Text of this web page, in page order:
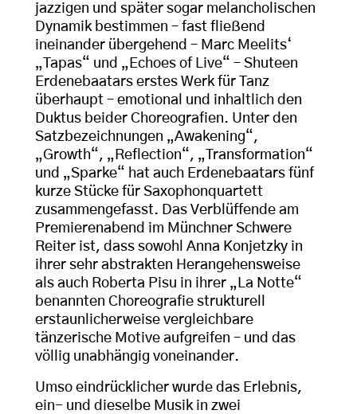
jazzigen und später sogar melancholischen
Dynamik bestimmen – fast fließend
ineinander übergehend – Marc Meelits‘
„Tapas“ und „Echoes of Live“ – Shuteen
Erdenebaatars erstes Werk für Tanz
überhaupt – emotional und inhaltlich den
Duktus beider Choreografien. Unter den
Satzbezeichnungen „Awakening“,
„Growth“, „Reflection“, „Transformation“
und „Sparke“ hat auch Erdenebaatars fünf
kurze Stücke für Saxophonquartett
zusammengefasst. Das Verblüffende am
Premierenabend im Münchner Schwere
Reiter ist, dass sowohl Anna Konjetzky in
ihrer sehr abstrakten Herangehensweise
als auch Roberta Pisu in ihrer „La Notte“
benannten Choreografie strukturell
erstaunlicherweise vergleichbare
tänzerische Motive aufgreifen – und das
völlig unabhängig voneinander.
Umso eindrücklicher wurde das Erlebnis,
ein- und dieselbe Musik in zwei